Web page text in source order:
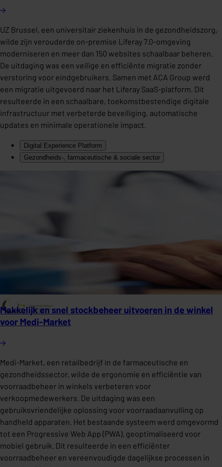
UZ Brussel, een universitair ziekenhuis in de gezondheidszorg,
wilde zijn verouderde on-premise Liferay 7.0-omgeving
moderniseren en meer dan 150 websites schaalbaar beheren.
De uitdaging was een veilige en efficiënte migratie zonder
verstoring voor eindgebruikers. Samen met ACA Group werd
een migratie uitgevoerd naar het Liferay SaaS-platform. Dit
resulteerde in een schaalbare, toekomstbestendige digitale
infrastructuur met verbeterde beveiliging, automatische
updates en minimale operationele impact.
Digital Experience Platform
Gezondheids-, farmaceutische & sociale sector
Makkelijk en snel stockbeheer uitvoeren in de winkel
voor Medi-Market
Medi-Market, een retailbedrijf in de farmaceutische en
gezondheidssector, wilde de ergonomie en efficiëntie van
voorraadbeheer in winkels verbeteren voor
verkoopmedewerkers. De uitdaging was een
gebruiksvriendelijke oplossing voor voorraadaanvulling op
handheld apparaten. Het bestaande systeem werd omgevormd
tot een Progressive Web App (PWA), geoptimaliseerd voor
mobiel gebruik. Dit resulteerde in een efficiënter
voorraadbeheer en vereenvoudigde dagelijkse processen in